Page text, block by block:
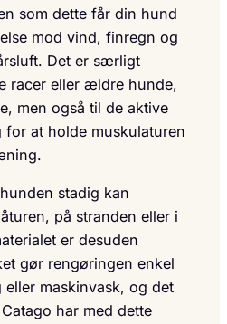
som dette får din hund
mod vind, finregn og
Det er særligt
racer eller ældre hunde,
men også til de aktive
at holde muskulaturen
stadig kan
på stranden eller i
er desuden
gør rengøringen enkel
maskinvask, og det
har med dette